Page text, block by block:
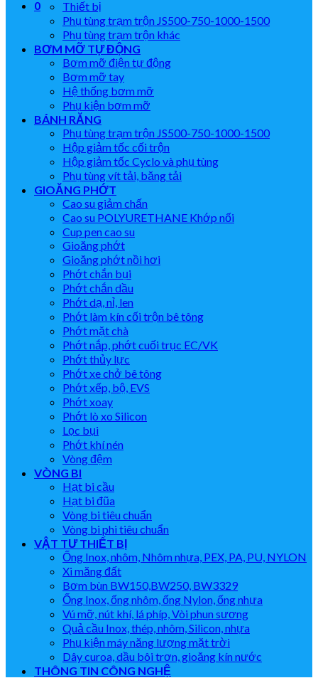
0
Thiết bị
Phụ tùng trạm trộn JS500-750-1000-1500
Phụ tùng trạm trộn khác
BƠM MỠ TỰ ĐỘNG
Bơm mỡ điện tự động
Bơm mỡ tay
Hệ thống bơm mỡ
Phụ kiện bơm mỡ
BÁNH RĂNG
Phụ tùng trạm trộn JS500-750-1000-1500
Hộp giảm tốc cối trộn
Hộp giảm tốc Cyclo và phụ tùng
Phụ tùng vít tải, băng tải
GIOĂNG PHỚT
Cao su giảm chấn
Cao su POLYURETHANE Khớp nối
Cup pen cao su
Gioăng phớt
Gioăng phớt nồi hơi
Phớt chắn bụi
Phớt chắn dầu
Phớt dạ, nỉ, len
Phớt làm kín cối trộn bê tông
Phớt mặt chà
Phớt nắp, phớt cuối trục EC/VK
Phớt thủy lực
Phớt xe chở bê tông
Phớt xếp, bộ, EVS
Phớt xoay
Phớt lò xo Silicon
Lọc bụi
Phớt khí nén
Vòng đệm
VÒNG BI
Hạt bi cầu
Hạt bi đũa
Vòng bi tiêu chuẩn
Vòng bi phi tiêu chuẩn
VẬT TƯ THIẾT BỊ
Ống Inox, nhôm, Nhôm nhựa, PEX, PA, PU, NYLON
Xi măng đất
Bơm bùn BW150,BW250, BW3329
Ống Inox, ống nhôm, ống Nylon, ống nhựa
Vú mỡ, nút khí, lá phíp, Vòi phun sương
Quả cầu Inox, thép, nhôm, Silicon, nhựa
Phụ kiện máy năng lượng mặt trời
Dây curoa, dầu bôi trơn, gioăng kín nước
THÔNG TIN CÔNG NGHỆ